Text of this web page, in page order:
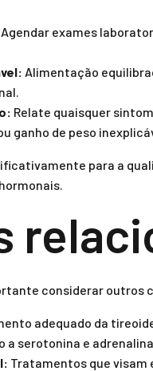
Agendar exames
Alimentação
Relate quaisquer
ganho de peso
para a
considerar
adequado da
a serotonina e
Tratamentos que visam